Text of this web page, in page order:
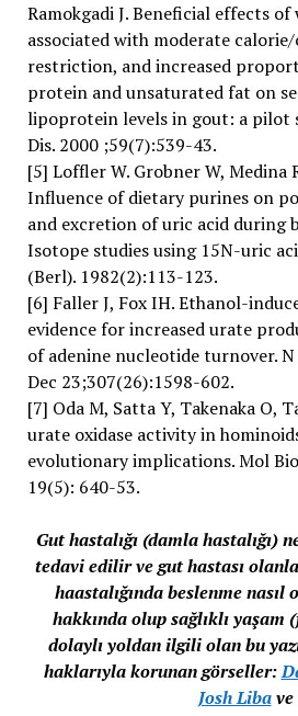
Ramokgadi J. Beneficial effects of
associated with moderate
restriction, and increased
protein and unsaturated fat on
lipoprotein levels in gout: a pilot
Dis. 2000 ;59(7):539-43.
[5] Loffler W. Grobner W, Medina
Influence of dietary purines on
and excretion of uric acid during
Isotope studies using 15N-uric
(Berl). 1982(2):113-123.
[6] Faller J, Fox IH. Ethanol-
evidence for increased urate
of adenine nucleotide turnover. N
Dec 23;307(26):1598-602.
[7] Oda M, Satta Y, Takenaka O,
urate oxidase activity in
evolutionary implications. Mol
19(5): 640-53.
Gut hastalığı (damla hastalığı)
tedavi edilir ve gut hastası
haastalığında beslenme nasıl
hakkında olup sağlıklı yaşam
dolaylı yoldan ilgili olan bu
haklarıyla korunan görseller:
Josh Libave